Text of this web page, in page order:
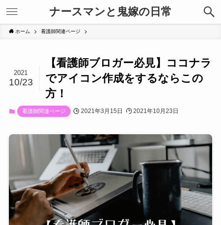
ナースマンと鬼嫁の日常
ホーム 看護師関連ページ
【看護師ブロガー必見】ココナラ
でアイコン作成をするならこの
方！
2021
10/23
看護師関連ページ 2021年3月15日 2021年10月23日